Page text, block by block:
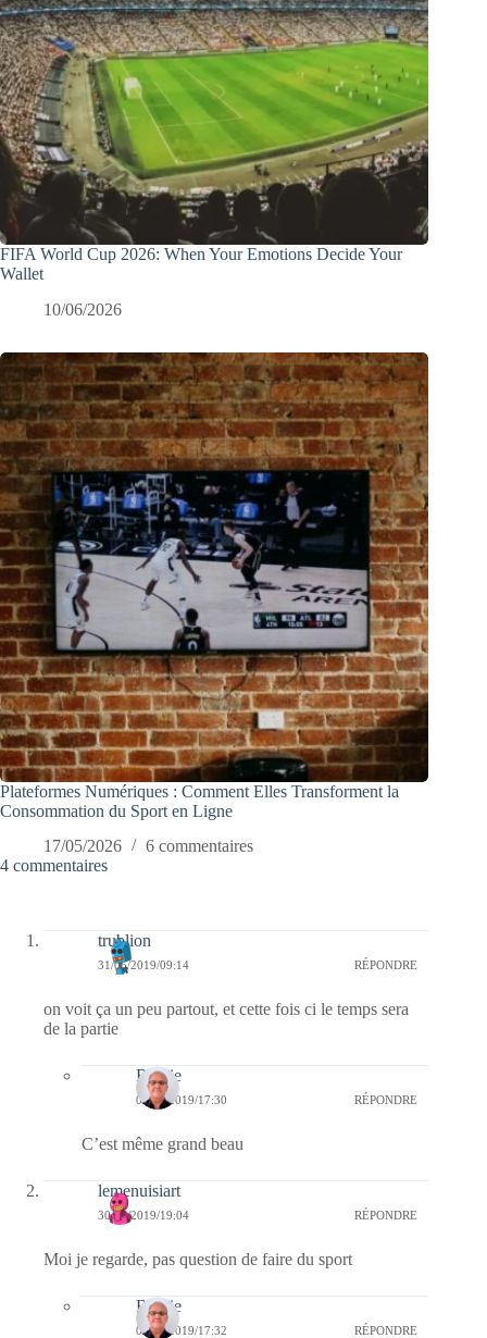
FIFA World Cup 2026: When Your Emotions Decide Your
Wallet
10/06/2026
Plateformes Numériques : Comment Elles Transforment la
Consommation du Sport en Ligne
17/05/2026
6 commentaires
4 commentaires
trublion
31/05/2019/09:14 RÉPONDRE
on voit ça un peu partout, et cette fois ci le temps sera
de la partie
Bernie
02/06/2019/17:30 RÉPONDRE
C’est même grand beau
lemenuisiart
30/05/2019/19:04 RÉPONDRE
Moi je regarde, pas question de faire du sport
Bernie
02/06/2019/17:32 RÉPONDRE